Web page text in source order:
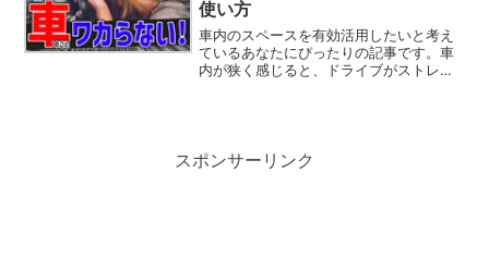
使い方
車内のスペースを有効活用したいと考え
ているあなたにぴったりの記事です。車
内が狭く感じると、ドライブがストレス
スポンサーリンク